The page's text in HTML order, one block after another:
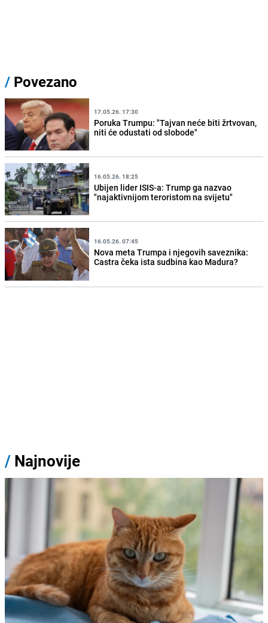
/ Povezano
17.05.26. 17:30
Poruka Trumpu: "Tajvan neće biti žrtvovan,
niti će odustati od slobode"
16.05.26. 18:25
Ubijen lider ISIS-a: Trump ga nazvao
"najaktivnijom teroristom na svijetu"
16.05.26. 07:45
Nova meta Trumpa i njegovih saveznika:
Castra čeka ista sudbina kao Madura?
/ Najnovije